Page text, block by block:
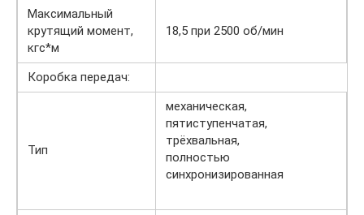
Максимальный
крутящий момент,
кгс*м
18,5 при 2500 об/мин
Коробка передач:
Тип
механическая,
пятиступенчатая,
трёхвальная,
полностью
синхронизированная